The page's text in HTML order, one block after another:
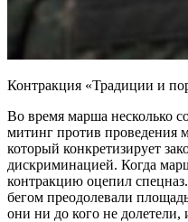
Контракция «Традиции и
Во время марша несколько
митинг против проведения
который конкретизирует
дискриминацией. Когда
контракцию оцепил
бегом преодолевали
они ни до кого не долетели,